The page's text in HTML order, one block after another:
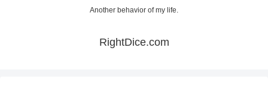
Another behavior of my life.
RightDice.com